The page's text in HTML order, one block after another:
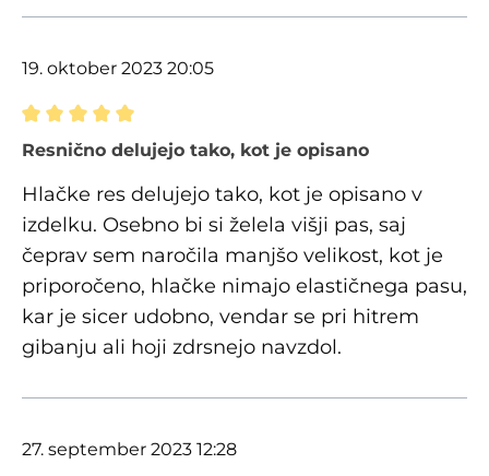
19. oktober 2023 20:05
Ocena z oceno 5 od 5 zvezdic
Resnično delujejo tako, kot je opisano
Hlačke res delujejo tako, kot je opisano v
izdelku. Osebno bi si želela višji pas, saj
čeprav sem naročila manjšo velikost, kot je
priporočeno, hlačke nimajo elastičnega pasu,
kar je sicer udobno, vendar se pri hitrem
gibanju ali hoji zdrsnejo navzdol.
27. september 2023 12:28